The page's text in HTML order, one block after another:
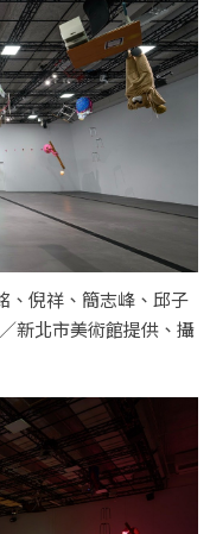
、倪祥、簡志峰、邱子
新北市美術館提供、攝